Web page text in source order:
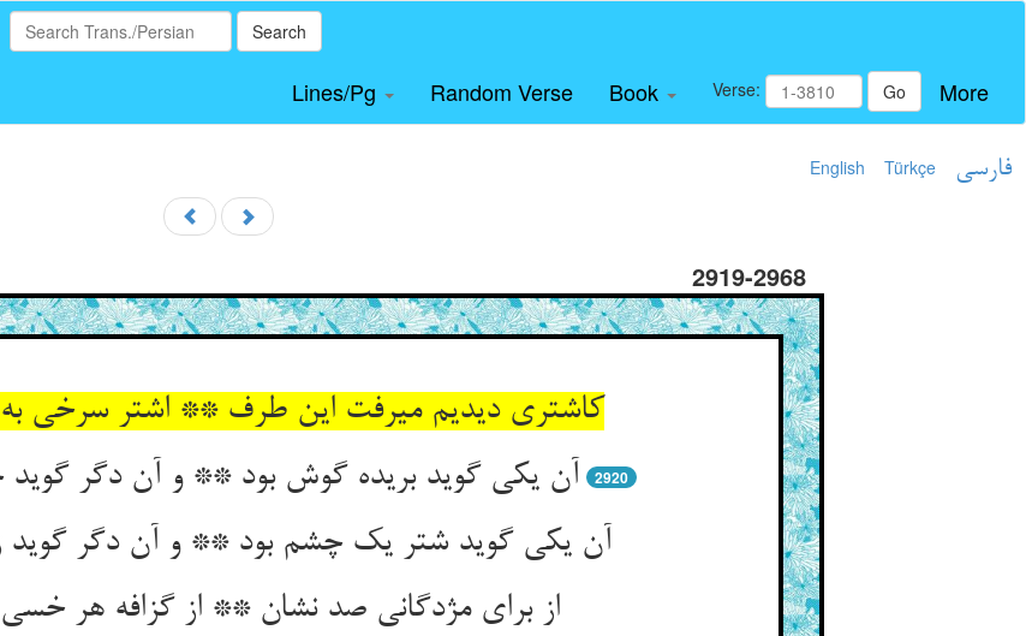
Search
Lines/Pg Random Verse Book Verse: Go More
English Türkçe فارسی
2919-2968
کاشتری دیدیم می‏رفت این طرف ** اشتر سرخی
آن یکی گوید بریده گوش بود ** و آن دگر
2920
آن یکی گوید شتر یک چشم بود ** و آن دگر گوید
از برای مژدگانی صد نشان ** از گزافه هر خسی